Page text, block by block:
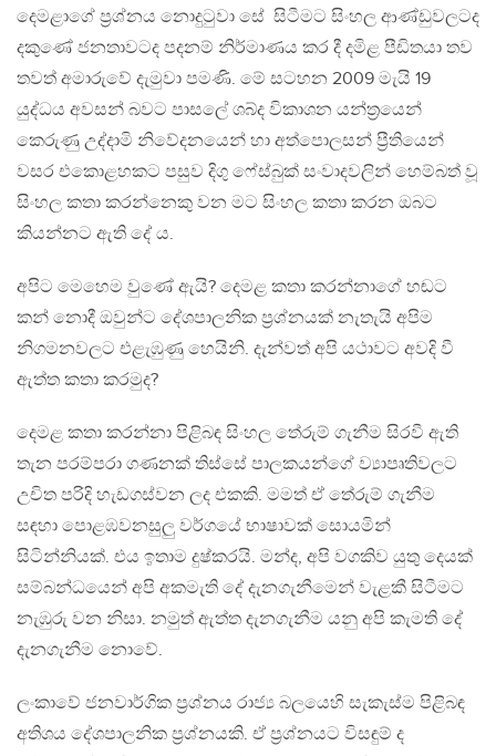
දෙමළාගේ ප්‍රශ්නය නොදුටුවා සේ සිටීමට සිංහල ආණ්ඩුවලටද
දකුණේ ජනතාවටද පදනම් නිර්මාණය කර දී දමිළ පීඩිතයා තව
තවත් අමාරුවේ දැමුවා පමණි. මේ සටහන 2009 මැයි 19
යුද්ධය අවසන් බවට පාසලේ ශබ්ද විකාශන යන්ත්‍රයෙන්
කෙරුණු උද්දාමි නිවේදනයෙන් හා අත්පොලසන් ප්‍රීතියෙන්
වසර එකොළහකට පසුව දිගු ෆේස්බුක් සංවාදවලින් හෙම්බත් වූ
සිංහල කතා කරන්නෙකු වන මට සිංහල කතා කරන ඔබට
කියන්නට ඇති දේ ය.
අපිට මෙහෙම වුණේ ඇයි? දෙමළ කතා කරන්නාගේ හඬට
කන් නොදී ඔවුන්ට දේශපාලනික ප්‍රශ්නයක් නැතැයි අපිම
නිගමනවලට එළැඹුණු හෙයිනි. දැන්වත් අපි යථාවට අවදි වී
ඇත්ත කතා කරමුද?
දෙමළ කතා කරන්නා පිළිබඳ සිංහල තේරුම් ගැනීම සිරවී ඇති
තැන පරම්පරා ගණනක් තිස්සේ පාලකයන්ගේ ව්‍යාපෘතිවලට
උචිත පරිදි හැඩගස්වන ලද එකකි. මමත් ඒ තේරුම් ගැනීම
සඳහා පොළඹවනසුලු වර්ගයේ භාෂාවක් සොයමින්
සිටින්නියක්. එය ඉතාම දුෂ්කරයි. මන්ද, අපි වගකිව යුතු දෙයක්
සම්බන්ධයෙන් අපි අකමැති දේ දැනගැනීමෙන් වැළකී සිටීමට
නැඹුරු වන නිසා. නමුත් ඇත්ත දැනගැනීම යනු අපි කැමති දේ
දැනගැනීම නොවේ.
ලංකාවේ ජනවාර්ගික ප්‍රශ්නය රාජ්‍ය බලයෙහි සැකැස්ම පිළිබඳ
අතිශය දේශපාලනික ප්‍රශ්නයකි. ඒ ප්‍රශ්නයට විසඳුම් ද